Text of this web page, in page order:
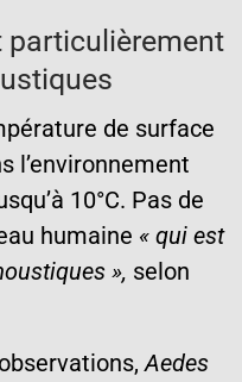
particulièrement
de surface
l’environnement
10°C. Pas de
humaine « qui est
», selon
Aedes